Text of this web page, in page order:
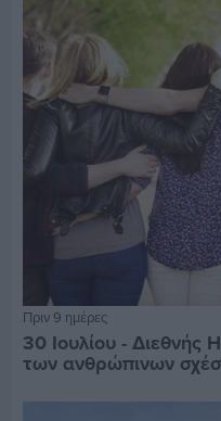
Πριν 9 ημέρες
30 Ιουλίου -
των ανθρώπινων